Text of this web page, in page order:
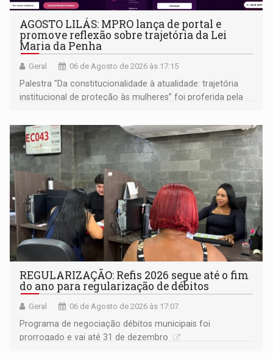
AGOSTO LILÁS: MPRO lança de portal e
promove reflexão sobre trajetória da Lei
Maria da Penha
Geral 06 de Agosto de 2026 às 17:15
Palestra "Da constitucionalidade à atualidade: trajetória
institucional de proteção às mulheres” foi proferida pela
Goiás
REGULARIZAÇÃO: Refis 2026 segue até o fim
do ano para regularização de débitos
Geral 06 de Agosto de 2026 às 17:07
Programa de negociação débitos municipais foi
prorrogado e vai até 31 de dezembro